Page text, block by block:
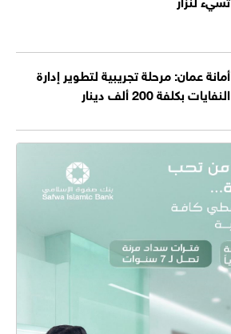
أمانة عمان: مرحلة تجريبية لتطوير إدارة
النفايات بكلفة 200 ألف دينار